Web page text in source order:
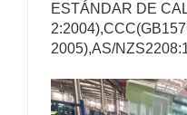
ESTÁNDAR DE
2005),AS/